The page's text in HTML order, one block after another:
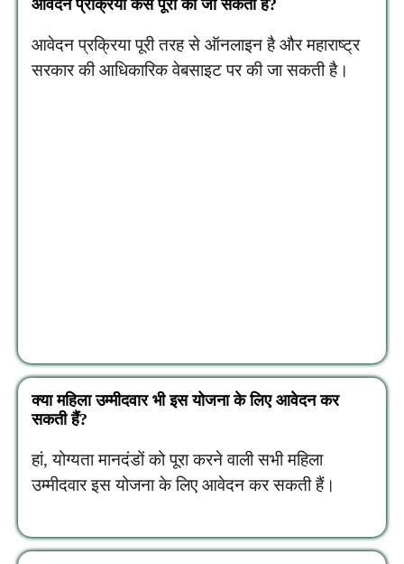
आवेदन प्रक्रिया कैसे पूरी की जा सकती है?
आवेदन प्रक्रिया पूरी तरह से ऑनलाइन है और महाराष्ट्र
सरकार की आधिकारिक वेबसाइट पर की जा सकती है।
क्या महिला उम्मीदवार भी इस योजना के लिए आवेदन कर
सकती हैं?
हां, योग्यता मानदंडों को पूरा करने वाली सभी महिला
उम्मीदवार इस योजना के लिए आवेदन कर सकती हैं।